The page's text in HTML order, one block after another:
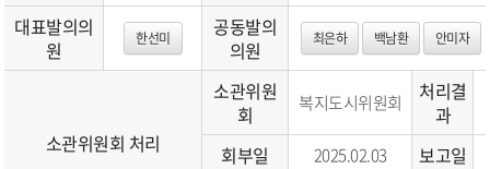
대표발의의
원
한선미
공동발의
의원
최은하 백남환 안미자
소관위원회 처리
소관위원
회
복지도시위원회
처리결
과
회부일
2025.02.03
보고일